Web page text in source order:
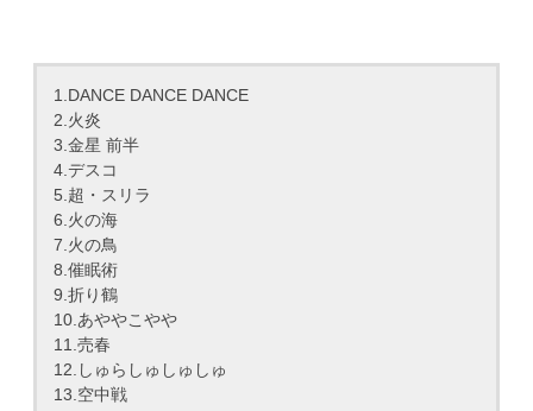
1.DANCE DANCE DANCE
2.火炎
3.金星 前半
4.デスコ
5.超・スリラ
6.火の海
7.火の鳥
8.催眠術
9.折り鶴
10.あややこやや
11.売春
12.しゅらしゅしゅしゅ
13.空中戦